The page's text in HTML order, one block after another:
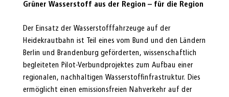
Grüner Wasserstoff aus der Region – für die Region
Der Einsatz der Wasserstofffahrzeuge auf der
Heidekrautbahn ist Teil eines vom Bund und den Ländern
Berlin und Brandenburg geförderten, wissenschaftlich
begleiteten Pilot-Verbundprojektes zum Aufbau einer
regionalen, nachhaltigen Wasserstoffinfrastruktur. Dies
ermöglicht einen emissionsfreien Nahverkehr auf der